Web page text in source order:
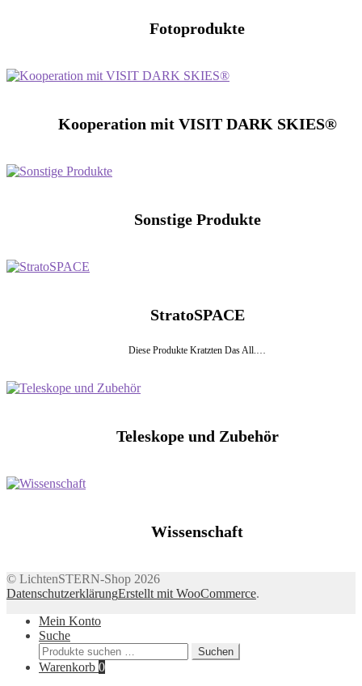
Fotoprodukte
Kooperation mit VISIT DARK SKIES®
Sonstige Produkte
StratoSPACE
Diese Produkte Kratzten Das All.…
Teleskope und Zubehör
Wissenschaft
© LichtenSTERN-Shop 2026
DatenschutzerklärungErstellt mit WooCommerce.
Mein Konto
Suche
Suchen
nach:
Suchen
Warenkorb 0